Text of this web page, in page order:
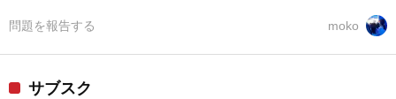
moko
問題を報告する
サブスク